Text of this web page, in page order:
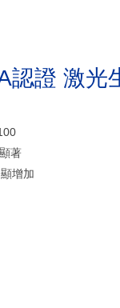
認證 激光
著
增加